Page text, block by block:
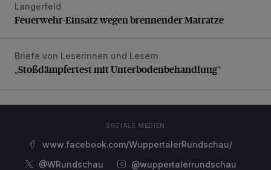
Feuerwehr-Einsatz wegen brennender Matratze
Langerfeld
Feuerwehr-Einsatz wegen brennender Matratze
„Stoßdämpfertest mit Unterbodenbehandlung“
Briefe von Leserinnen und Lesern
„Stoßdämpfertest mit Unterbodenbehandlung“
SOZIALE MEDIEN
www.facebook.com/WuppertalerRundschau/
@WRundschau
@wuppertalerrundschau